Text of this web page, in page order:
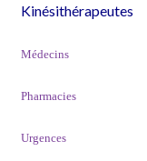
Kinésithérapeutes
Médecins
Pharmacies
Urgences